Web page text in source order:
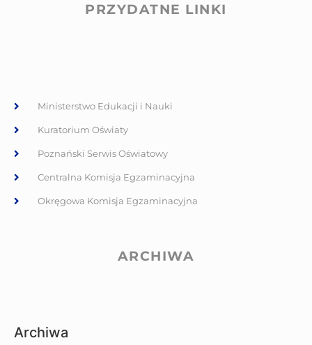
PRZYDATNE LINKI
Ministerstwo Edukacji i Nauki
Kuratorium Oświaty
Poznański Serwis Oświatowy
Centralna Komisja Egzaminacyjna
Okręgowa Komisja Egzaminacyjna
ARCHIWA
Archiwa